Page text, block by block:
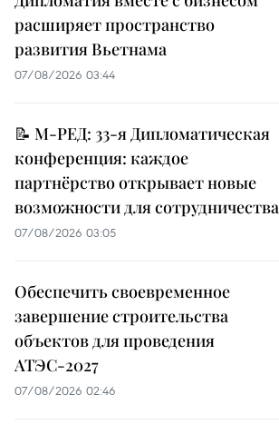
расширяет пространство
развития Вьетнама
07/08/2026 03:44
📝 М-РЕД: 33-я Дипломатическая
конференция: каждое
партнёрство открывает новые
возможности для сотрудничества
07/08/2026 03:05
Обеспечить своевременное
завершение строительства
объектов для проведения
АТЭС-2027
07/08/2026 02:46